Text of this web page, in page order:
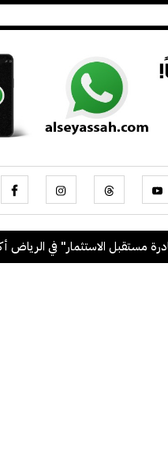
في الرياض أكتوبر المقبل